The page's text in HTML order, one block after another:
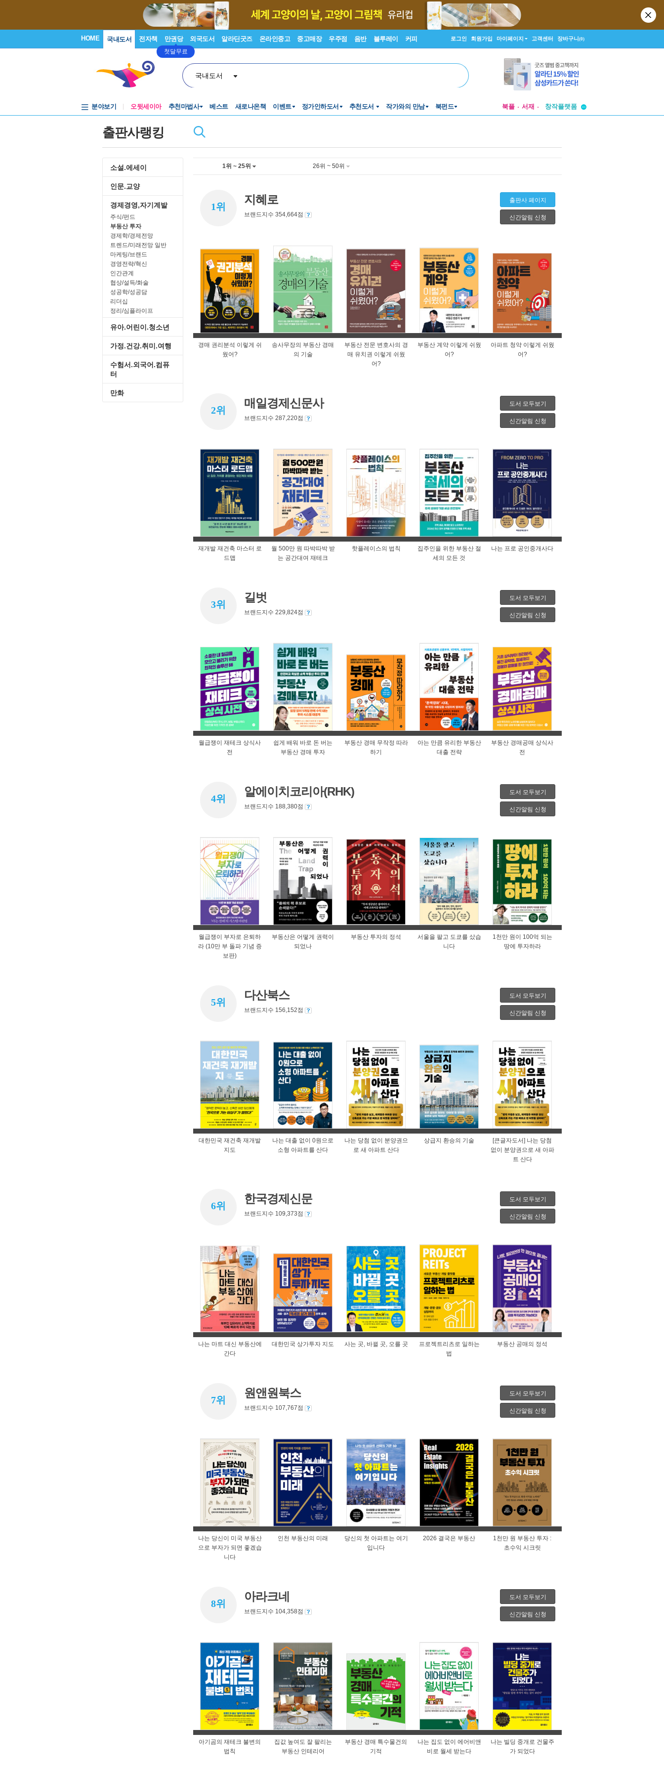
HOME 국내도서 전자책 만권당
첫달무료
외국도서 알라딘굿즈 온라인중고 중고매장 우주점 음반 블루레이 커피 로그인 회원가입 마이페이지 고객센터 장바구니(0)
국내도서
분야보기 오뒷세이아 추천마법사 베스트 새로나온책 이벤트 정가인하도서 추천도서 작가와의 만남 북펀드 북플 서재
창작플랫폼
출판사랭킹
소설.에세이
인문.교양
경제경영,자기계발
주식/펀드
부동산 투자
경제학/경제전망
트렌드/미래전망 일반
마케팅/브랜드
경영전략/혁신
인간관계
협상/설득/화술
성공학/성공담
리더십
정리/심플라이프
유아.어린이.청소년
가정.건강.취미.여행
수험서.외국어.컴퓨
터
만화
1위 ~ 25위 26위 ~ 50위
1위
지혜로
브랜드지수 354,664점
출판사 페이지
신간알림 신청
경매 권리분석 이렇게 쉬
웠어?
송사무장의 부동산 경매
의 기술
부동산 전문 변호사의 경
매 유치권 이렇게 쉬웠
어?
부동산 계약 이렇게 쉬웠
어?
아파트 청약 이렇게 쉬웠
어?
2위
매일경제신문사
브랜드지수 287,220점
도서 모두보기
신간알림 신청
재개발 재건축 마스터 로
드맵
월 500만 원 따박따박 받
는 공간대여 재테크
핫플레이스의 법칙
집주인을 위한 부동산 절
세의 모든 것
나는 프로 공인중개사다
3위
길벗
브랜드지수 229,824점
도서 모두보기
신간알림 신청
월급쟁이 재테크 상식사
전
쉽게 배워 바로 돈 버는
부동산 경매 투자
부동산 경매 무작정 따라
하기
아는 만큼 유리한 부동산
대출 전략
부동산 경매공매 상식사
전
4위
알에이치코리아(RHK)
브랜드지수 188,380점
도서 모두보기
신간알림 신청
월급쟁이 부자로 은퇴하
라 (10만 부 돌파 기념 증
보판)
부동산은 어떻게 권력이
되었나
부동산 투자의 정석
서울을 팔고 도쿄를 샀습
니다
1천만 원이 100억 되는
땅에 투자하라
5위
다산북스
브랜드지수 156,152점
도서 모두보기
신간알림 신청
대한민국 재건축 재개발
지도
나는 대출 없이 0원으로
소형 아파트를 산다
나는 당첨 없이 분양권으
로 새 아파트 산다
상급지 환승의 기술
[큰글자도서] 나는 당첨
없이 분양권으로 새 아파
트 산다
6위
한국경제신문
브랜드지수 109,373점
도서 모두보기
신간알림 신청
나는 마트 대신 부동산에
간다
대한민국 상가투자 지도 사는 곳, 바뀔 곳, 오를 곳
프로젝트리츠로 일하는
법
부동산 공매의 정석
7위
원앤원북스
브랜드지수 107,767점
도서 모두보기
신간알림 신청
나는 당신이 미국 부동산
으로 부자가 되면 좋겠습
니다
인천 부동산의 미래
당신의 첫 아파트는 여기
입니다
2026 결국은 부동산
1천만 원 부동산 투자 :
초수익 시크릿
8위
아라크네
브랜드지수 104,358점
도서 모두보기
신간알림 신청
아기곰의 재테크 불변의
법칙
집값 높여도 잘 팔리는
부동산 인테리어
부동산 경매 특수물건의
기적
나는 집도 없이 에어비앤
비로 월세 받는다
나는 빌딩 중개로 건물주
가 되었다